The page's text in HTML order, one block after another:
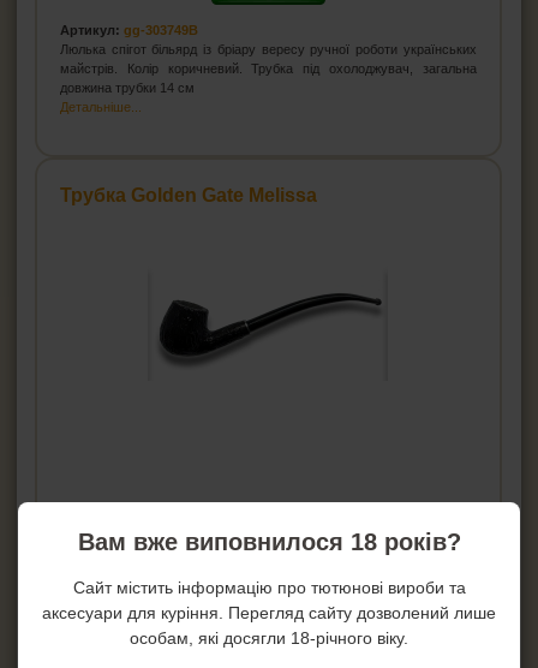
Артикул: gg-303749B
Люлька спігот більярд із бріару вересу ручної роботи українських
майстрів. Колір коричневий. Трубка під охолоджувач, загальна
довжина трубки 14 см
Детальніше...
Трубка Golden Gate Melissa
В 1 клік!
Вам вже виповнилося 18 років?
Сайт містить інформацію про тютюнові вироби та
аксесуари для куріння. Перегляд сайту дозволений лише
особам, які досягли 18-річного віку.